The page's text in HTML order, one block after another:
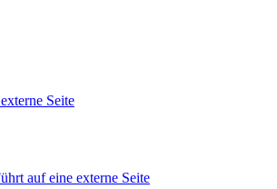
Seite
auf eine externe Seite